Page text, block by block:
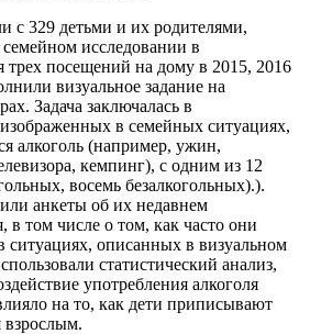
с 329 детьми и их родителями,
исследовании в
посещений на дому в 2015, 2016
визуальное задание на
Задача заключалась в
в семейных ситуациях,
алкоголь (например, ужин,
кемпинг), с одним из 12
восемь безалкогольных).).
анкеты об их недавнем
в том числе о том, как часто они
ситуациях, описанных в визуальном
статистический анализ,
употребления алкоголя
на то, как дети приписывают
взрослым.